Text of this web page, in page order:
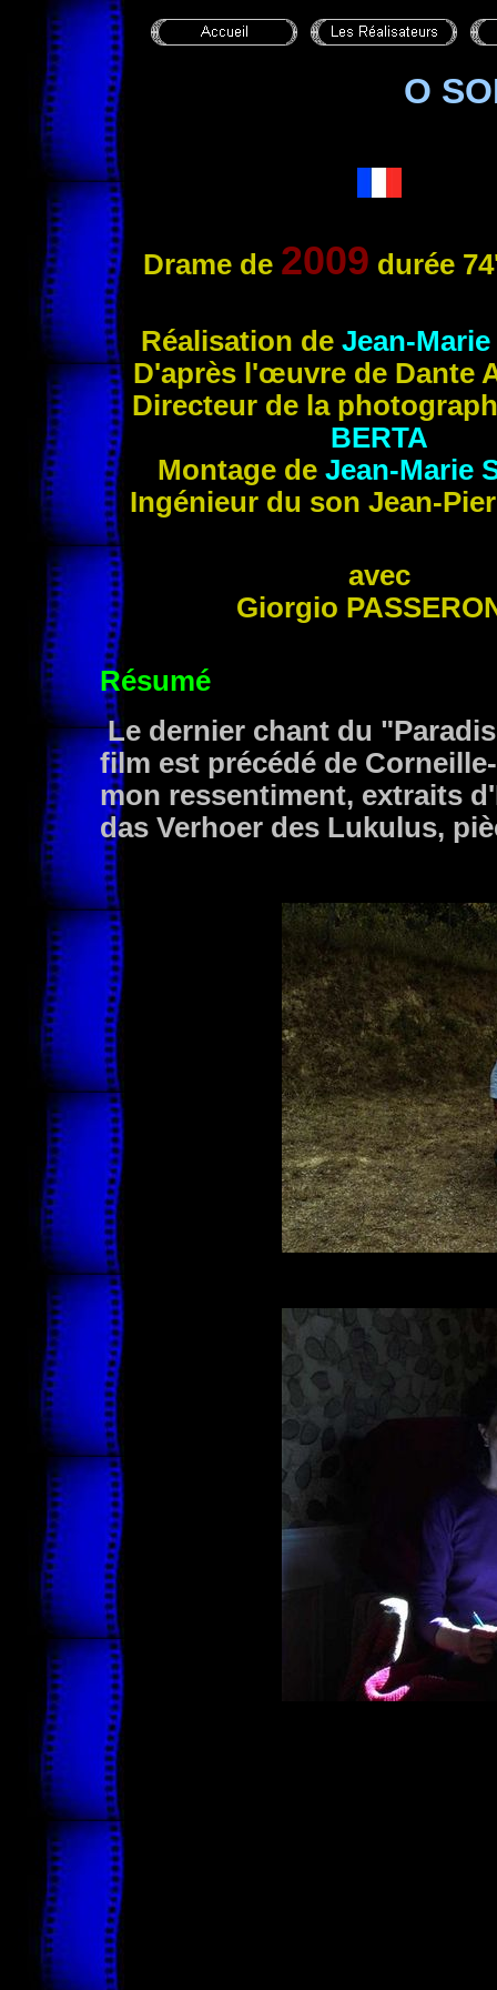
O
Drame de 2009 durée
Réalisation de Jean-Marie
D'après l'œuvre de Dante
Directeur de la
BERTA
Montage de Jean-Marie
Ingénieur du son Jean-
avec
Giorgio
Résumé
Le dernier chant du
film est précédé de
mon ressentiment, extraits
das Verhoer des Lukulus,